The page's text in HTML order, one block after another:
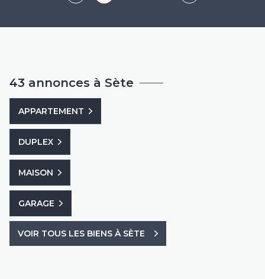
43 annonces à Sète
APPARTEMENT
DUPLEX
MAISON
GARAGE
VOIR TOUS LES BIENS À SÈTE